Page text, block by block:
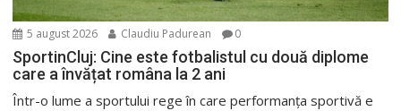
5 august 2026 Claudiu Padurean 0
SportinCluj: Cine este fotbalistul cu două diplome
care a învățat româna la 2 ani
Într-o lume a sportului rege în care performanța sportivă e